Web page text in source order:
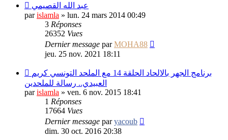
عبد الله القصيمي
parislamla » lun. 24 mars 2014 00:49
3 Réponses
26352 Vues
Dernier message parMOHA88
jeu. 25 nov. 2021 18:11
برنامج الجهر بالالحاد الحلقة 14 مع الملحد التونسي كريم
العبيدي.. رسالة للملحدين
parislamla » ven. 6 nov. 2015 18:41
1 Réponses
17664 Vues
Dernier message paryacoub
dim. 30 oct. 2016 20:38